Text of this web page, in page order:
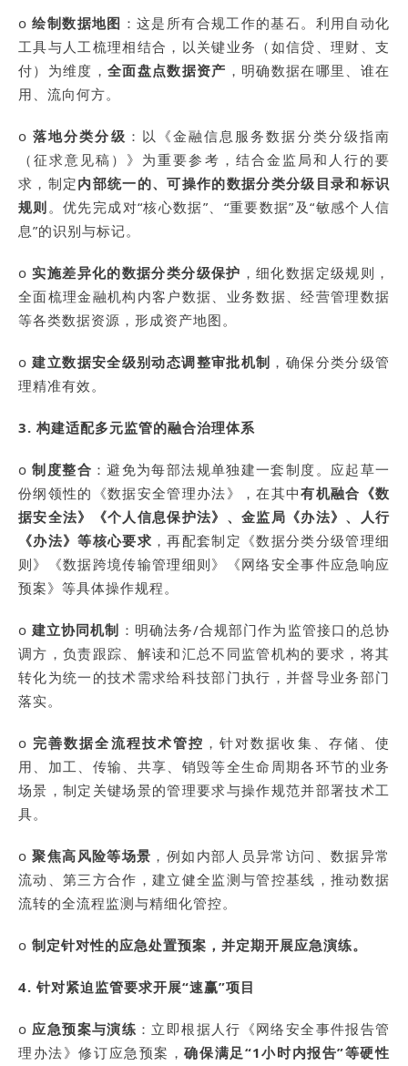
o绘制数据地图 ：这是所有合规工作的基石。利用自动化
工具与人工梳理相结合，以关键业务（如信贷、理财、支
付）为维度， 全面盘点数据资产 ，明确数据在哪里、谁在
用、流向何方。
o落地分类分级 ：以《金融信息服务数据分类分级指南
（征求意见稿）》为重要参考，结合金监局和人行的要
求，制定内部统一的、可操作的数据分类分级目录和标识
规则。优先完成对“核心数据”、“重要数据”及“敏感个人信
息”的识别与标记。
o实施差异化的数据分类分级保护 ，细化数据定级规则，
全面梳理金融机构内客户数据、业务数据、经营管理数据
等各类数据资源，形成资产地图。
o建立数据安全级别动态调整审批机制 ，确保分类分级管
理精准有效。
3. 构建适配多元监管的融合治理体系
o制度整合 ：避免为每部法规单独建一套制度。应起草一
份纲领性的《数据安全管理办法》，在其中有机融合《数
据安全法》《个人信息保护法》、金监局《办法》、人行
《办法》等核心要求 ，再配套制定《数据分类分级管理细
则》《数据跨境传输管理细则》《网络安全事件应急响应
预案》等具体操作规程。
o建立协同机制 ：明确法务/合规部门作为监管接口的总协
调方，负责跟踪、解读和汇总不同监管机构的要求，将其
转化为统一的技术需求给科技部门执行，并督导业务部门
落实。
o 完善数据全流程技术管控 ，针对数据收集、存储、使
用、加工、传输、共享、销毁等全生命周期各环节的业务
场景，制定关键场景的管理要求与操作规范并部署技术工
具。
o聚焦高风险等场景 ，例如内部人员异常访问、数据异常
流动、第三方合作，建立健全监测与管控基线，推动数据
流转的全流程监测与精细化管控。
o 制定针对性的应急处置预案，并定期开展应急演练。
4. 针对紧迫监管要求开展“速赢”项目
o应急预案与演练 ：立即根据人行《网络安全事件报告管
理办法》修订应急预案，确保满足“1小时内报告”等硬性